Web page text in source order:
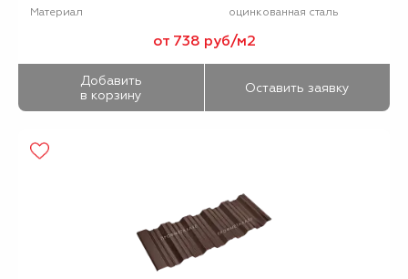
Материал
оцинкованная сталь
от 738 руб/м2
Добавить
в корзину
Оставить заявку